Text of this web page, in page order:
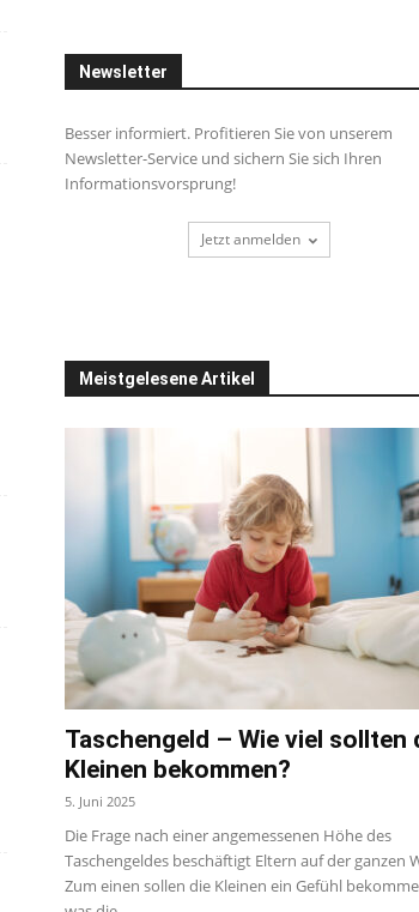
Newsletter
Besser informiert. Profitieren Sie von unserem
Newsletter-Service und sichern Sie sich Ihren
Informationsvorsprung!
Jetzt anmelden
Meistgelesene Artikel
Taschengeld – Wie viel sollten
Kleinen bekommen?
5. Juni 2025
Die Frage nach einer angemessenen Höhe des
Taschengeldes beschäftigt Eltern auf der ganzen
Zum einen sollen die Kleinen ein Gefühl